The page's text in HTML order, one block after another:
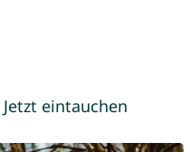
eintauchen